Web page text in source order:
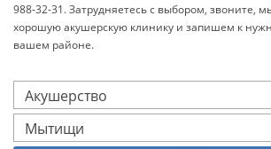
988-32-31. Затрудняетесь с выбором, звоните,
хорошую акушерскую клинику и запишем к
вашем районе.
Акушерство
Мытищи